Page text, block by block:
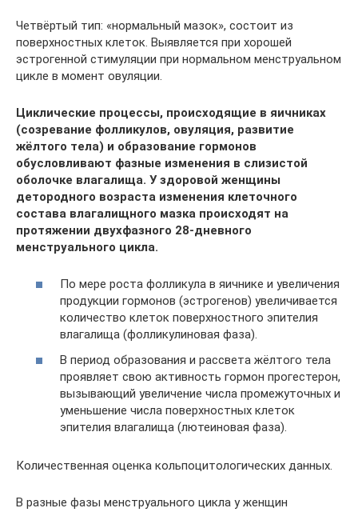
Четвёртый тип: «нормальный мазок», состоит из
поверхностных клеток. Выявляется при хорошей
эстрогенной стимуляции при нормальном менструальном
цикле в момент овуляции.
Циклические процессы, происходящие в яичниках
(созревание фолликулов, овуляция, развитие
жёлтого тела) и образование гормонов
обусловливают фазные изменения в слизистой
оболочке влагалища. У здоровой женщины
детородного возраста изменения клеточного
состава влагалищного мазка происходят на
протяжении двухфазного 28-дневного
менструального цикла.
По мере роста фолликула в яичнике и увеличения
продукции гормонов (эстрогенов) увеличивается
количество клеток поверхностного эпителия
влагалища (фолликулиновая фаза).
В период образования и рассвета жёлтого тела
проявляет свою активность гормон прогестерон,
вызывающий увеличение числа промежуточных и
уменьшение числа поверхностных клеток
эпителия влагалища (лютеиновая фаза).
Количественная оценка кольпоцитологических данных.
В разные фазы менструального цикла у женщин